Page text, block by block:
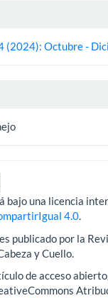
(2024): Octubre -
bajo una licencia
4.0.
publicado por la
y Cuello.
de acceso